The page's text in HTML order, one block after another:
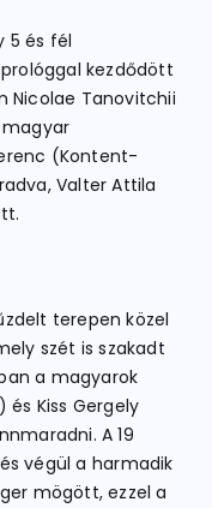
5 és fél
kezdődött
Nicolae Tanovitchii
(Kontent-
Valter Attila
terepen közel
szét is szakadt
a magyarok
Kiss Gergely
A 19
végül a harmadik
mögött, ezzel a